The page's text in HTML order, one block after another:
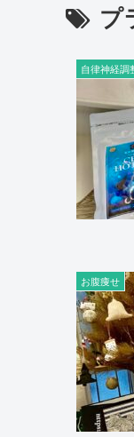
プ
自律神経調
お腹痩せ